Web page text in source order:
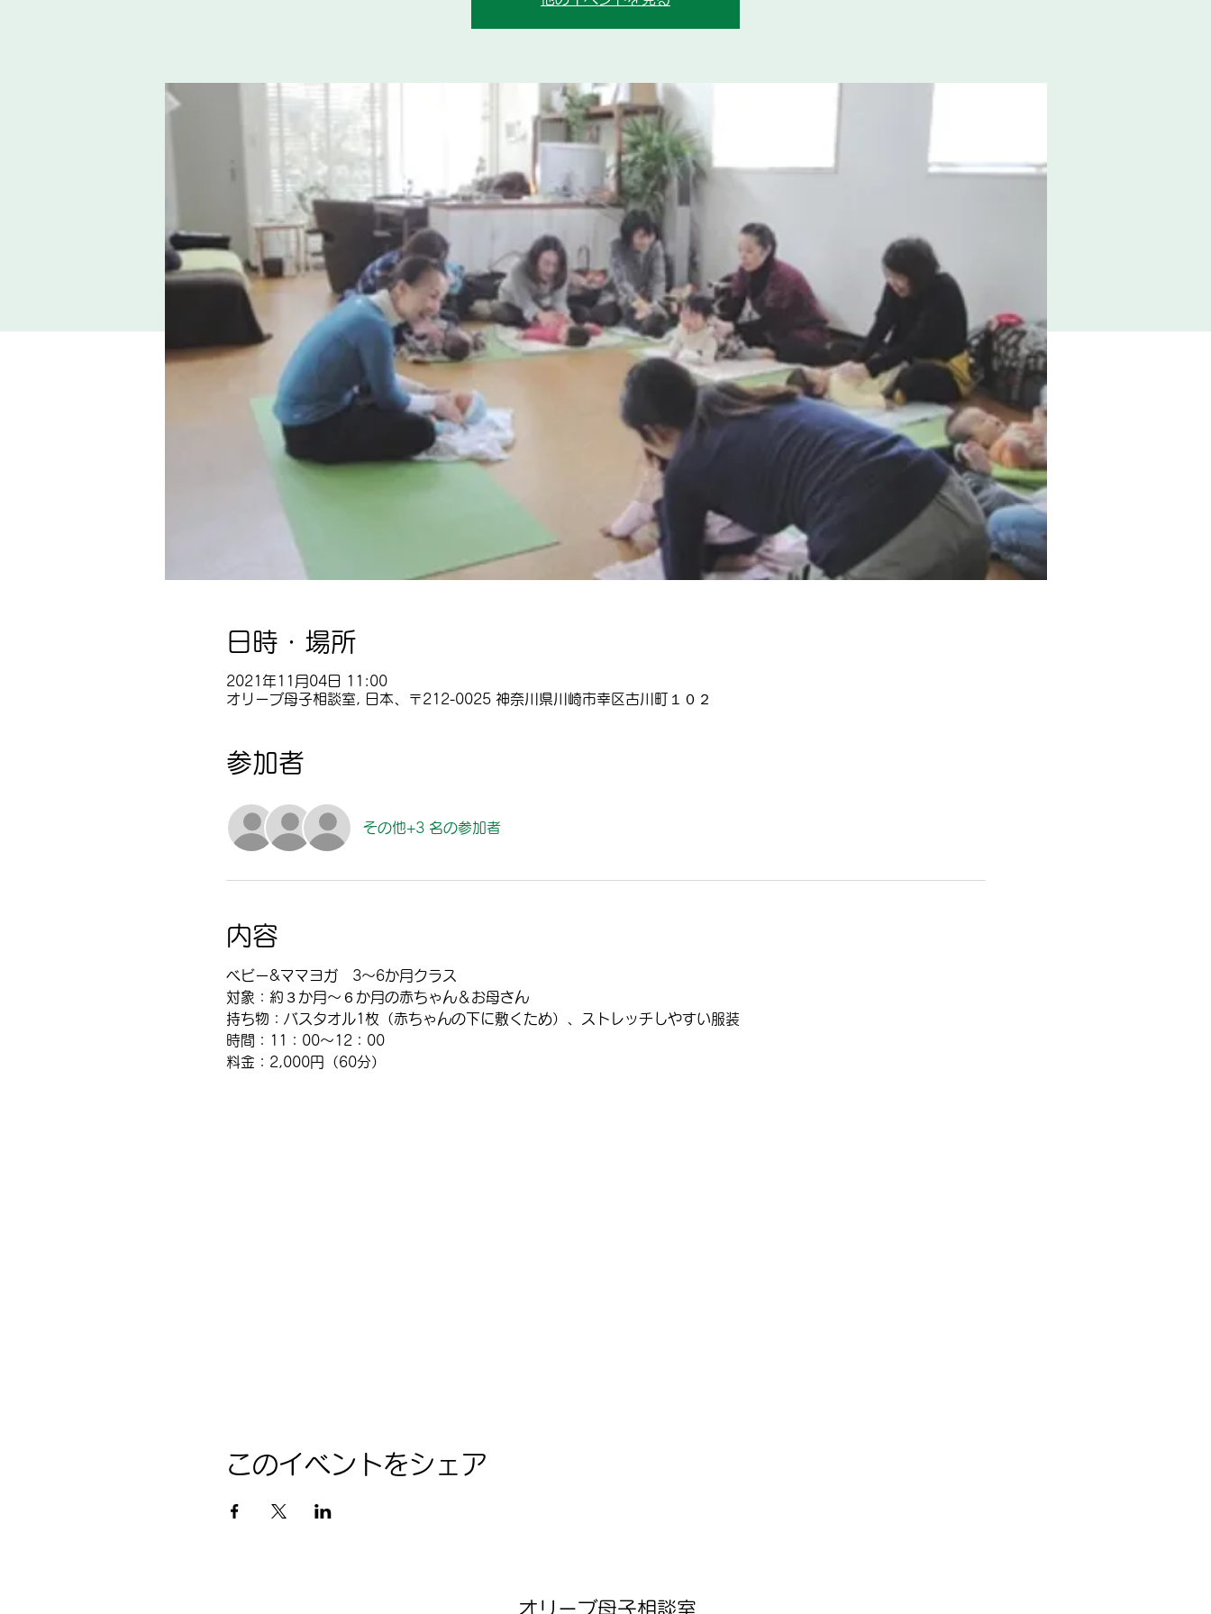
日時・場所
2021年11月04日 11:00
オリーブ母子相談室, 日本、〒212-0025 神奈川県川崎市幸区古川町１０２
参加者
その他+3 名の参加者
内容
ベビー&ママヨガ　3～6か月クラス
対象：約３か月～６か月の赤ちゃん＆お母さん
持ち物：バスタオル1枚（赤ちゃんの下に敷くため）、ストレッチしやすい服装
時間：11：00～12：00
​料金：2,000円（60分）​
このイベントをシェア
オリーブ母子相談室